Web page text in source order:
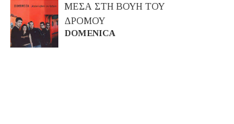
ΜΕΣΑ ΣΤΗ ΒΟΥΗ ΤΟΥ
ΔΡΟΜΟΥ
DOMENICA